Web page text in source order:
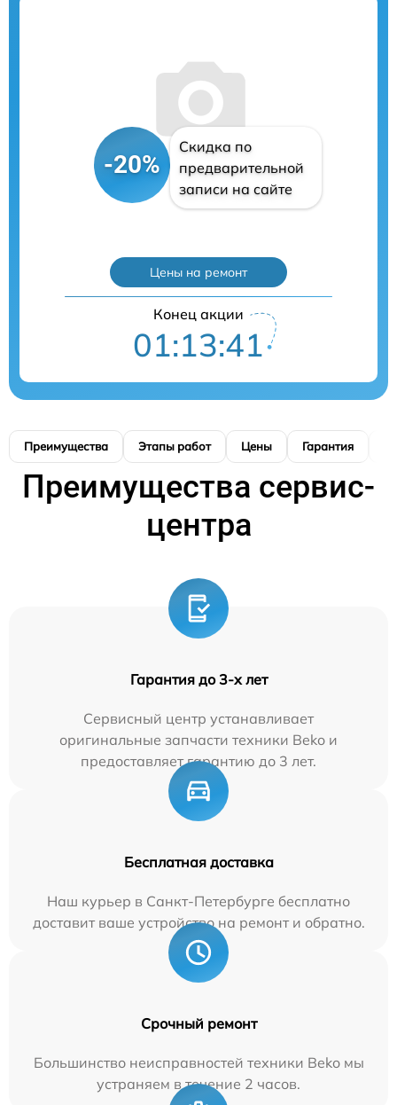
-20%
Скидка по
предварительной
записи на сайте
Цены на ремонт
Конец акции
01:13:41
Преимущества Этапы работ Цены Гарантия
Преимущества сервис-
центра
Гарантия до 3-х лет
Сервисный центр устанавливает
оригинальные запчасти техники Beko и
предоставляет гарантию до 3 лет.
Бесплатная доставка
Наш курьер в Санкт-Петербурге бесплатно
доставит ваше устройство на ремонт и обратно.
Срочный ремонт
Большинство неисправностей техники Beko мы
устраняем в течение 2 часов.